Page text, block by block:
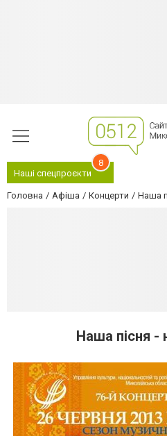
Наші спецпроєкти
8
Головна Афіша Концерти Наша
Наша пісня -